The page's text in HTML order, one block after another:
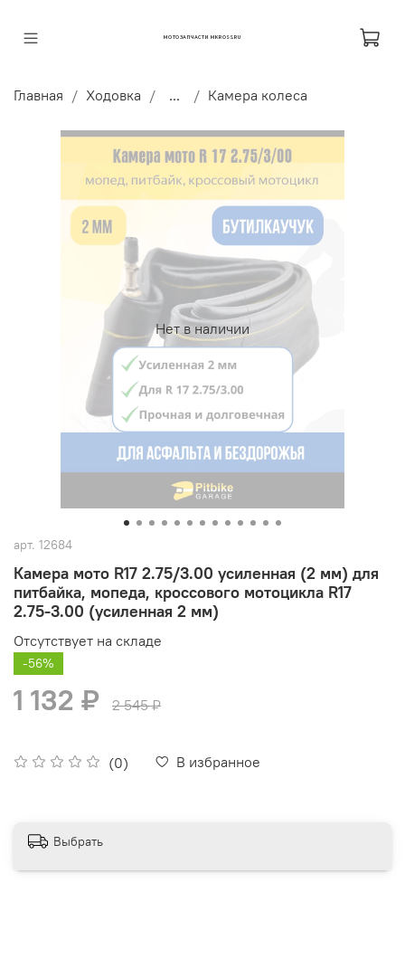
МОТОЗАПЧАСТИ MKROSS.RU
Главная Ходовка ... Камера колеса
Нет в наличии
арт. 12684
Камера мото R17 2.75/3.00 усиленная (2 мм) для
питбайка, мопеда, кроссового мотоцикла R17
2.75-3.00 (усиленная 2 мм)
(0) В избранное
Отсутствует на складе
-56%
1 132 ₽ 2 545 ₽
Выбрать